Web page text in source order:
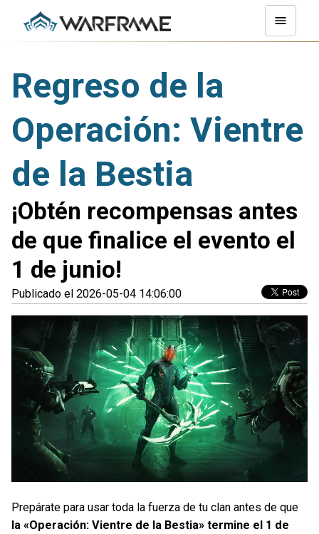
Regreso de la
Operación: Vientre
de la Bestia
¡Obtén recompensas antes
de que finalice el evento el
1 de junio!
Publicado el 2026-05-04 14:06:00
Prepárate para usar toda la fuerza de tu clan antes de que
la «Operación: Vientre de la Bestia» termine el 1 de